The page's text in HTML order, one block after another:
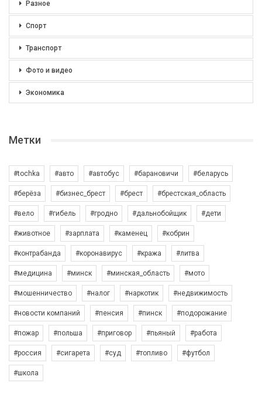
Разное
Спорт
Транспорт
Фото и видео
Экономика
Метки
#tochka #авто #автобус #барановичи #беларусь
#берёза #бизнес_брест #брест #брестская_область
#вело #гибель #гродно #дальнобойщик #дети
#животное #зарплата #каменец #кобрин
#контрабанда #коронавирус #кража #литва
#медицина #минск #минская_область #мото
#мошенничество #налог #наркотик #недвижимость
#новости компаний #пенсия #пинск #подорожание
#пожар #польша #приговор #пьяный #работа
#россия #сигарета #суд #топливо #футбол
#школа